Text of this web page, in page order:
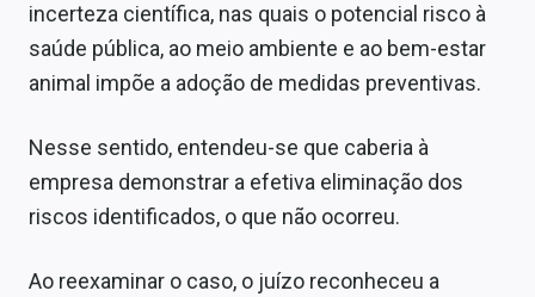
incerteza científica, nas quais o potencial risco à
saúde pública, ao meio ambiente e ao bem-estar
animal impõe a adoção de medidas preventivas.
Nesse sentido, entendeu-se que caberia à
empresa demonstrar a efetiva eliminação dos
riscos identificados, o que não ocorreu.
Ao reexaminar o caso, o juízo reconheceu a